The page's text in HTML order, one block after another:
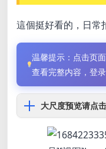
這個挺好看的，日常
温馨提示：点击页
查看完整内容，登
大尺度预览请点